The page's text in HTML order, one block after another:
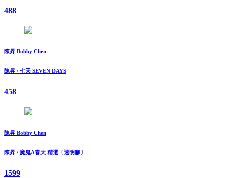
488
陳昇 Bobby Chen
陳昇 / 七天 SEVEN DAYS
458
陳昇 Bobby Chen
陳昇 / 魔鬼A春天 精選〔透明膠〕
1599